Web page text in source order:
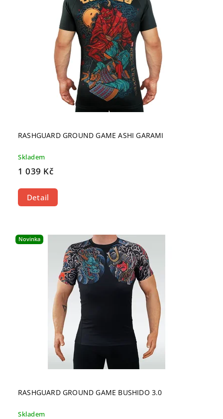
RASHGUARD GROUND GAME ASHI GARAMI
Skladem
1 039 Kč
Detail
Novinka
RASHGUARD GROUND GAME BUSHIDO 3.0
Skladem